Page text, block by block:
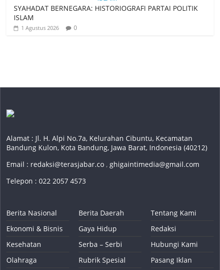
SYAHADAT BERNEGARA: HISTORIOGRAFI PARTAI POLITIK
ISLAM
1 Agustus 2026 0
Alamat : Jl. H. Alpi No.7a, Kelurahan Cibuntu, Kecamatan
Bandung Kulon, Kota Bandung, Jawa Barat, Indonesia (40212)
Email : redaksi@terasjabar.co ,ghigaintimedia@gmail.com
Telepon : 022 2057 4573
Berita Nasional
Ekonomi & Bisnis
Kesehatan
Olahraga
Berita Daerah
Gaya Hidup
Serba – Serbi
Rubrik Spesial
Tentang Kami
Redaksi
Hubungi Kami
Pasang Iklan